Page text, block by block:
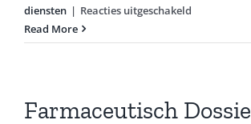
diensten | Reacties uitgeschakeldvoor
CORRECT
Read More
Farmaceutisch